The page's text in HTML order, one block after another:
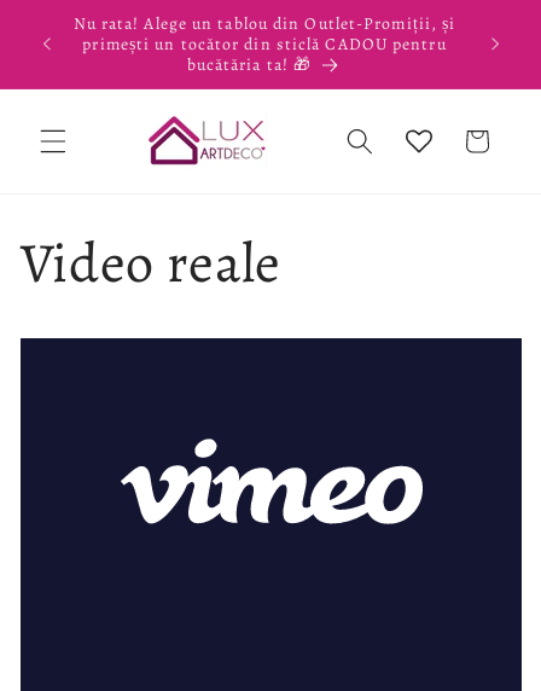
Salt la
conținut
Nu rata! Alege un tablou din Outlet-Promiții, și
primești un tocător din sticlă CADOU pentru
bucătăria ta! 🎁
Coș
Video reale